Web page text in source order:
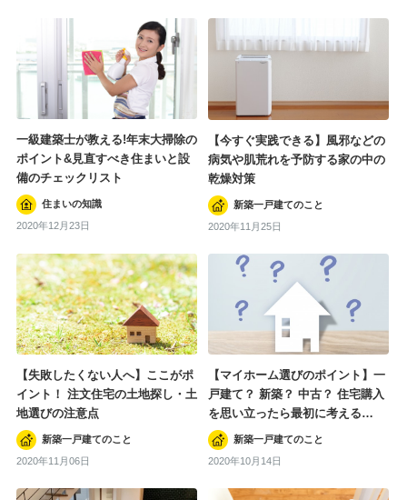
一級建築士が教える!年末大掃除の
ポイント&見直すべき住まいと設
備のチェックリスト
住まいの知識
2020年12月23日
【今すぐ実践できる】風邪などの
病気や肌荒れを予防する家の中の
乾燥対策
新築一戸建てのこと
2020年11月25日
【失敗したくない人へ】ここがポ
イント！ 注文住宅の土地探し・土
地選びの注意点
新築一戸建てのこと
2020年11月06日
【マイホーム選びのポイント】一
戸建て？ 新築？ 中古？ 住宅購入
を思い立ったら最初に考える…
新築一戸建てのこと
2020年10月14日